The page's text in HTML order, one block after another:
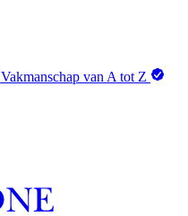
Vakmanschap van A tot Z